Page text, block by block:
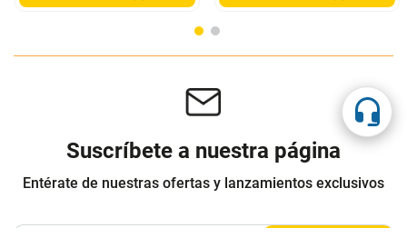
Suscríbete a nuestra página
Entérate de nuestras ofertas y lanzamientos exclusivos